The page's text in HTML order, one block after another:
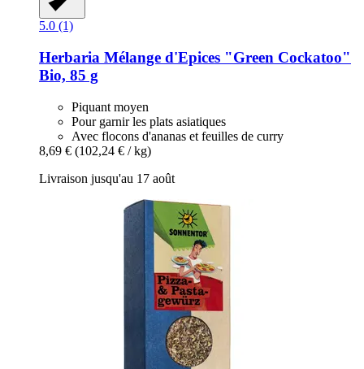
5.0 (1)
Herbaria Mélange d'Epices "Green Cockatoo"
Bio, 85 g
Piquant moyen
Pour garnir les plats asiatiques
Avec flocons d'ananas et feuilles de curry
8,69 € (102,24 € / kg)
Livraison jusqu'au 17 août